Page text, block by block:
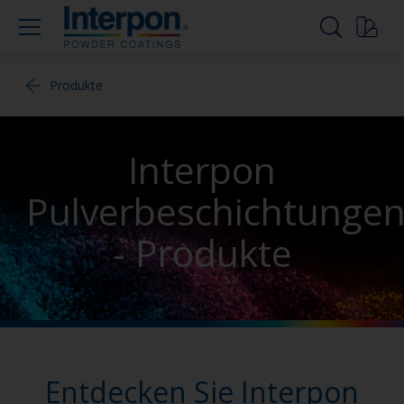
Produkte
Interpon
- Produkte
Entdecken Sie Interpon